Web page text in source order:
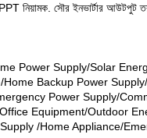
নিয়ামক. সৌর ইনভার্টার আউটপুট
Power Supply/Solar
Home Backup Power
Power Supply/
Equipment/Outdoor
/Home Appliance/